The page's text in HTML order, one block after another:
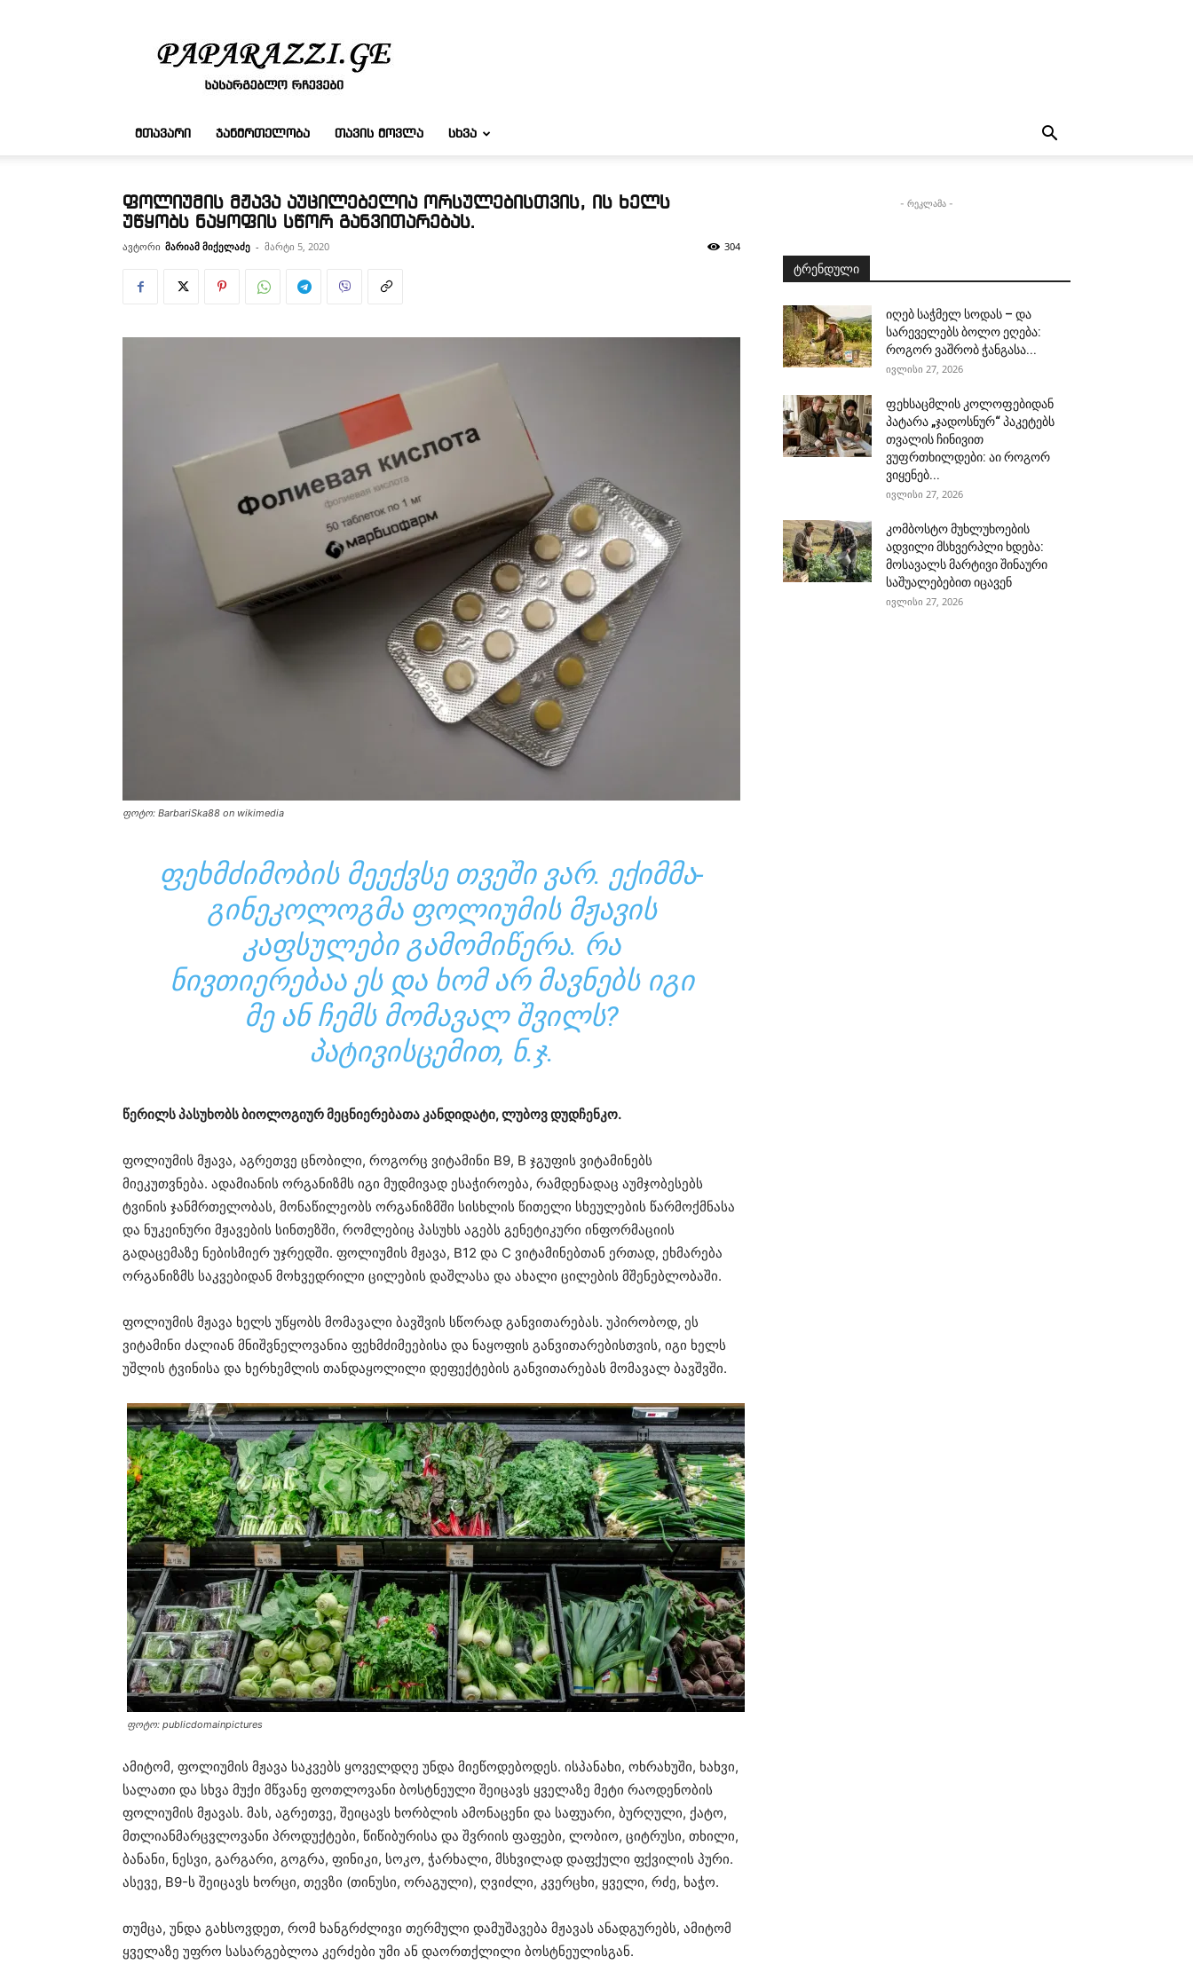
რჩევები
ᲛᲗᲐᲕᲐᲠᲘ ᲯᲐᲜᲛᲠᲗᲔᲚᲝᲑᲐ ᲗᲐᲕᲘᲡ ᲛᲝᲕᲚᲐ ᲡᲮᲕᲐ
ფოლიუმის მჟავა აუცილებელია ორსულებისთვის, ის ხელს
უწყობს ნაყოფის სწორ განვითარებას.
ავტორი მარიამ მიქელაძე - მარტი 5, 2020 304
ფოტო: BarbariSka88 on wikimedia
ᲤᲔᲮᲛᲫᲘᲛᲝᲑᲘᲡ ᲛᲔᲔᲥᲕᲡᲔ ᲗᲕᲔᲨᲘ ᲕᲐᲠ. ᲔᲥᲘᲛᲛᲐ-
ᲒᲘᲜᲔᲙᲝᲚᲝᲒᲛᲐ ᲤᲝᲚᲘᲣᲛᲘᲡ ᲛᲟᲐᲕᲘᲡ
ᲙᲐᲤᲡᲣᲚᲔᲑᲘ ᲒᲐᲛᲝᲛᲘᲬᲔᲠᲐ. ᲠᲐ
ᲜᲘᲕᲗᲘᲔᲠᲔᲑᲐᲐ ᲔᲡ ᲓᲐ ᲮᲝᲛ ᲐᲠ ᲛᲐᲕᲜᲔᲑᲡ ᲘᲒᲘ
ᲛᲔ ᲐᲜ ᲩᲔᲛᲡ ᲛᲝᲛᲐᲕᲐᲚ ᲨᲕᲘᲚᲡ?
ᲞᲐᲢᲘᲕᲘᲡᲪᲔᲛᲘᲗ, Ნ.Ჯ.
წერილს პასუხობს ბიოლოგიურ მეცნიერებათა კანდიდატი, ლუბოვ დუდჩენკო.
ფოლიუმის მჟავა, აგრეთვე ცნობილი, როგორც ვიტამინი B9, B ჯგუფის ვიტამინებს
მიეკუთვნება. ადამიანის ორგანიზმს იგი მუდმივად ესაჭიროება, რამდენადაც აუმჯობესებს
ტვინის ჯანმრთელობას, მონაწილეობს ორგანიზმში სისხლის წითელი სხეულების წარმოქმნასა
და ნუკეინური მჟავების სინთეზში, რომლებიც პასუხს აგებს გენეტიკური ინფორმაციის
გადაცემაზე ნებისმიერ უჯრედში. ფოლიუმის მჟავა, B12 და C ვიტამინებთან ერთად, ეხმარება
ორგანიზმს საკვებიდან მოხვედრილი ცილების დაშლასა და ახალი ცილების მშენებლობაში.
ფოლიუმის მჟავა ხელს უწყობს მომავალი ბავშვის სწორად განვითარებას. უპირობოდ, ეს
ვიტამინი ძალიან მნიშვნელოვანია ფეხმძიმეებისა და ნაყოფის განვითარებისთვის, იგი ხელს
უშლის ტვინისა და ხერხემლის თანდაყოლილი დეფექტების განვითარებას მომავალ ბავშვში.
ფოტო: publicdomainpictures
ამიტომ, ფოლიუმის მჟავა საკვებს ყოველდღე უნდა მიეწოდებოდეს. ისპანახი, ოხრახუში, ხახვი,
სალათი და სხვა მუქი მწვანე ფოთლოვანი ბოსტნეული შეიცავს ყველაზე მეტი რაოდენობის
ფოლიუმის მჟავას. მას, აგრეთვე, შეიცავს ხორბლის ამონაცენი და საფუარი, ბურღული, ქატო,
მთლიანმარცვლოვანი პროდუქტები, წიწიბურისა და შვრიის ფაფები, ლობიო, ციტრუსი, თხილი,
ბანანი, ნესვი, გარგარი, გოგრა, ფინიკი, სოკო, ჭარხალი, მსხვილად დაფქული ფქვილის პური.
ასევე, B9-ს შეიცავს ხორცი, თევზი (თინუსი, ორაგული), ღვიძლი, კვერცხი, ყველი, რძე, ხაჭო.
თუმცა, უნდა გახსოვდეთ, რომ ხანგრძლივი თერმული დამუშავება მჟავას ანადგურებს, ამიტომ
ყველაზე უფრო სასარგებლოა კერძები უმი ან დაორთქლილი ბოსტნეულისგან.
- რეკლამა -
ტრენდული
იღებ საჭმელ სოდას – და
სარეველებს ბოლო ეღება:
როგორ ვაშრობ ჭანგასა...
ივლისი 27, 2026
ფეხსაცმლის კოლოფებიდან
პატარა „ჯადოსნურ“ პაკეტებს
თვალის ჩინივით
ვუფრთხილდები: აი როგორ
ვიყენებ...
ივლისი 27, 2026
კომბოსტო მუხლუხოების
ადვილი მსხვერპლი ხდება:
მოსავალს მარტივი შინაური
საშუალებებით იცავენ
ივლისი 27, 2026